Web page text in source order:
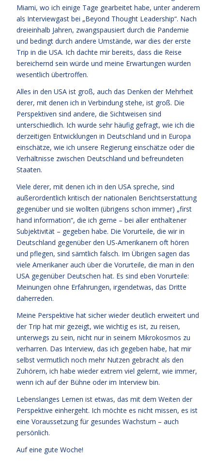
Miami, wo ich einige Tage gearbeitet habe, unter anderem
als Interviewgast bei „Beyond Thought Leadership“. Nach
dreieinhalb Jahren, zwangspausiert durch die Pandemie
und bedingt durch andere Umstände, war dies der erste
Trip in die USA. Ich dachte mir bereits, dass die Reise
bereichernd sein würde und meine Erwartungen wurden
wesentlich übertroffen.
Alles in den USA ist groß, auch das Denken der Mehrheit
derer, mit denen ich in Verbindung stehe, ist groß. Die
Perspektiven sind andere, die Sichtweisen sind
unterschiedlich. Ich wurde sehr häufig gefragt, wie ich die
derzeitigen Entwicklungen in Deutschland und in Europa
einschätze, wie ich unsere Regierung einschätze oder die
Verhältnisse zwischen Deutschland und befreundeten
Staaten.
Viele derer, mit denen ich in den USA spreche, sind
außerordentlich kritisch der nationalen Berichtserstattung
gegenüber und sie wollten (übrigens schon immer) „first
hand information“, die ich gerne – bei aller enthaltener
Subjektivität – gegeben habe. Die Vorurteile, die wir in
Deutschland gegenüber den US-Amerikanern oft hören
und pflegen, sind sämtlich falsch. Im Übrigen sagen das
viele Amerikaner auch über die Vorurteile, die man in den
USA gegenüber Deutschen hat. Es sind eben Vorurteile:
Meinungen ohne Erfahrungen, irgendetwas, das Dritte
daherreden.
Meine Perspektive hat sicher wieder deutlich erweitert und
der Trip hat mir gezeigt, wie wichtig es ist, zu reisen,
unterwegs zu sein, nicht nur in seinem Mikrokosmos zu
verharren. Das Interview, das ich gegeben habe, hat mir
selbst vermutlich noch mehr Nutzen gebracht als den
Zuhörern, ich habe wieder extrem viel gelernt, wie immer,
wenn ich auf der Bühne oder im Interview bin.
Lebenslanges Lernen ist etwas, das mit dem Weiten der
Perspektive einhergeht. Ich möchte es nicht missen, es ist
eine Voraussetzung für gesundes Wachstum – auch
persönlich.
Auf eine gute Woche!